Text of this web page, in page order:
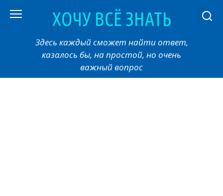
ХОЧУ ВСЁ ЗНАТЬ
Здесь каждый сможет найти ответ,
казалось бы, на простой, но очень
важный вопрос